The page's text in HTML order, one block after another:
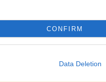
CONFIRM
Data Deletion